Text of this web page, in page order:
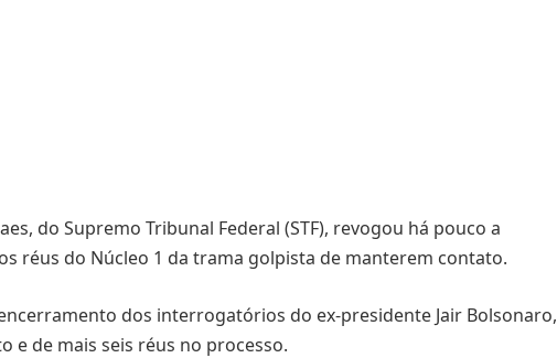
do Supremo Tribunal Federal (STF), revogou há pouco a
réus do Núcleo 1 da trama golpista de manterem contato.
dos interrogatórios do ex-presidente Jair Bolsonaro,
e de mais seis réus no processo.